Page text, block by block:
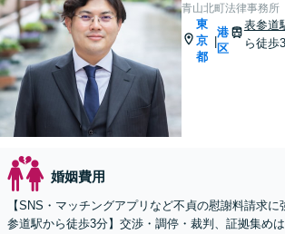
青山北町法律事務所
東
京
都
|
港
区
表参道
ら徒歩
婚姻費用
【SNS・マッチングアプリなど不貞の慰謝料請求
参道駅から徒歩3分】交渉・調停・裁判、証拠集め